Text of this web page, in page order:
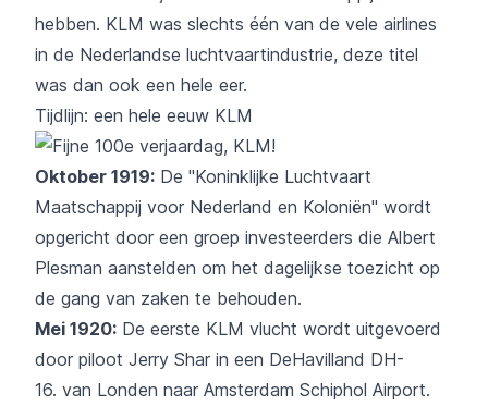
hebben. KLM was slechts één van de vele airlines
in de Nederlandse luchtvaartindustrie, deze titel
was dan ook een hele eer.
Tijdlijn: een hele eeuw KLM
Oktober 1919: De "Koninklijke Luchtvaart
Maatschappij voor Nederland en Koloniën" wordt
opgericht door een groep investeerders die Albert
Plesman aanstelden om het dagelijkse toezicht op
de gang van zaken te behouden.
Mei 1920: De eerste KLM vlucht wordt uitgevoerd
door piloot Jerry Shar in een DeHavilland DH-
16. van Londen naar Amsterdam Schiphol Airport.